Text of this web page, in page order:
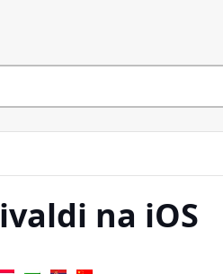
na iOS